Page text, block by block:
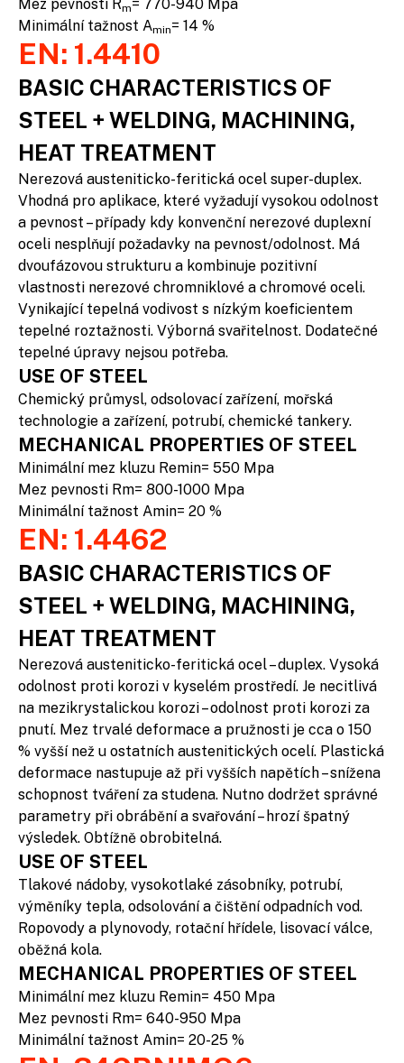
Mez pevnosti Rm= 770-940 Mpa
Minimální tažnost Amin= 14 %
EN: 1.4410
BASIC CHARACTERISTICS OF
STEEL + WELDING, MACHINING,
HEAT TREATMENT
Nerezová austeniticko-feritická ocel super-duplex.
Vhodná pro aplikace, které vyžadují vysokou odolnost
a pevnost – případy kdy konvenční nerezové duplexní
oceli nesplňují požadavky na pevnost/odolnost. Má
dvoufázovou strukturu a kombinuje pozitivní
vlastnosti nerezové chromniklové a chromové oceli.
Vynikající tepelná vodivost s nízkým koeficientem
tepelné roztažnosti. Výborná svařitelnost. Dodatečné
tepelné úpravy nejsou potřeba.
USE OF STEEL
Chemický průmysl, odsolovací zařízení, mořská
technologie a zařízení, potrubí, chemické tankery.
MECHANICAL PROPERTIES OF STEEL
Minimální mez kluzu Remin= 550 Mpa
Mez pevnosti Rm= 800-1000 Mpa
Minimální tažnost Amin= 20 %
EN: 1.4462
BASIC CHARACTERISTICS OF
STEEL + WELDING, MACHINING,
HEAT TREATMENT
Nerezová austeniticko-feritická ocel – duplex. Vysoká
odolnost proti korozi v kyselém prostředí. Je necitlivá
na mezikrystalickou korozi – odolnost proti korozi za
pnutí. Mez trvalé deformace a pružnosti je cca o 150
% vyšší než u ostatních austenitických ocelí. Plastická
deformace nastupuje až při vyšších napětích – snížena
schopnost tváření za studena. Nutno dodržet správné
parametry při obrábění a svařování – hrozí špatný
výsledek. Obtížně obrobitelná.
USE OF STEEL
Tlakové nádoby, vysokotlaké zásobníky, potrubí,
výměníky tepla, odsolování a čištění odpadních vod.
Ropovody a plynovody, rotační hřídele, lisovací válce,
oběžná kola.
MECHANICAL PROPERTIES OF STEEL
Minimální mez kluzu Remin= 450 Mpa
Mez pevnosti Rm= 640-950 Mpa
Minimální tažnost Amin= 20-25 %